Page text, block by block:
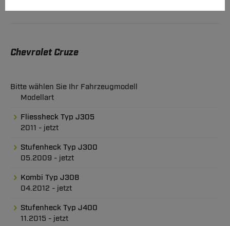
Chevrolet Cruze
Bitte wählen Sie Ihr Fahrzeugmodell
Modellart
Fliessheck Typ J305
2011 - jetzt
Stufenheck Typ J300
05.2009 - jetzt
Kombi Typ J308
04.2012 - jetzt
Stufenheck Typ J400
11.2015 - jetzt